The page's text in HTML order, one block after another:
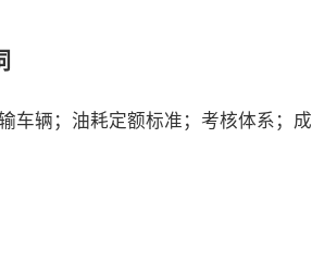
车辆；油耗定额标准；考核体系；